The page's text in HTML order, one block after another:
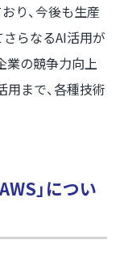
り、今後も生産
らなるAI活用が
業の競争力向上
用まで、各種技術
」につい